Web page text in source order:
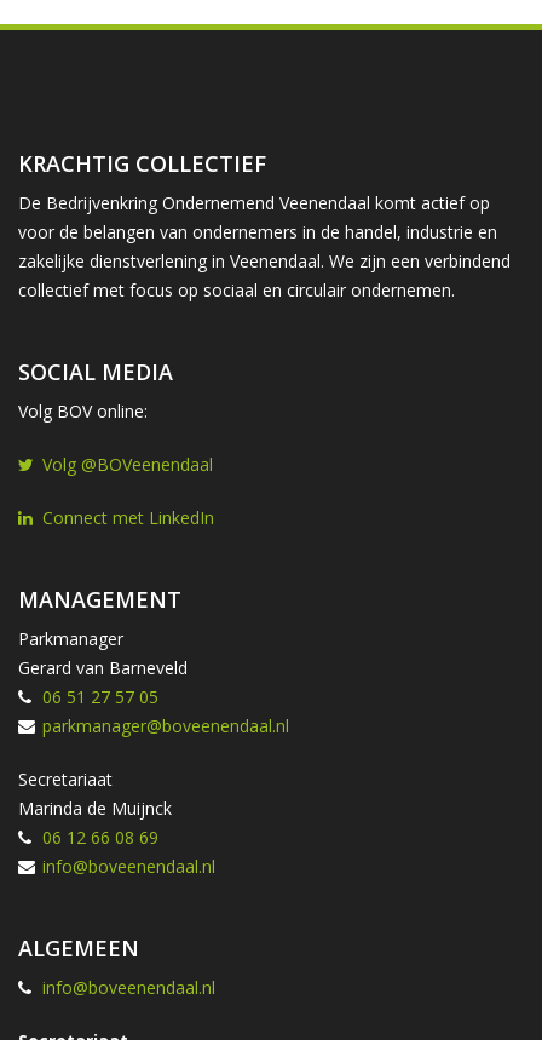
KRACHTIG COLLECTIEF
De Bedrijvenkring Ondernemend Veenendaal komt actief op
voor de belangen van ondernemers in de handel, industrie en
zakelijke dienstverlening in Veenendaal. We zijn een verbindend
collectief met focus op sociaal en circulair ondernemen.
SOCIAL MEDIA
Volg BOV online:
Volg @BOVeenendaal
Connect met LinkedIn
MANAGEMENT
Parkmanager
Gerard van Barneveld
06 51 27 57 05
parkmanager@boveenendaal.nl
Secretariaat
Marinda de Muijnck
06 12 66 08 69
info@boveenendaal.nl
ALGEMEEN
info@boveenendaal.nl